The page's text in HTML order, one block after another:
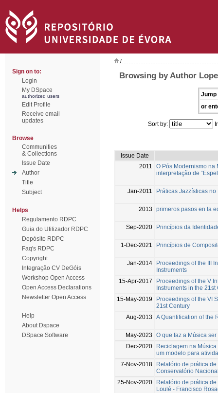
Sign on to:
Login
My DSpace
authorized users
Edit Profile
Receive email
updates
Browse
Communities
& Collections
Issue Date
Author
Title
Subject
Helps
Regulamento RDPC
Guia do Utilizador RDPC
Depósito RDPC
Faq's RDPC
Copyright
Integração CV DeGóis
Workshop Open Access
Open Access Declarations
Newsletter Open Access
Help
About Dspace
DSpace Software
/
Browsing by Author
Jump
or
Sort by:
Issue Date
2011
O Pós Modernismo na
interpretação de
Jan-2011 Práticas Jazzísticas
2013 primeros pasos en la
Sep-2020 Princípios da
1-Dec-2021 Princípios de
Jan-2014
Proceedings of the III
Instruments
15-Apr-2017
Proceedings of the V
Instruments in the 21st
15-May-2019
Proceedings of the VI
21st Century
Aug-2013
A Quantification of the
May-2023
O que faz a Música
Dec-2020
Reciclagem na
um modelo para
7-Nov-2018
Relatório de prática
Conservatório
25-Nov-2020
Relatório de prática
Loulé - Francisco